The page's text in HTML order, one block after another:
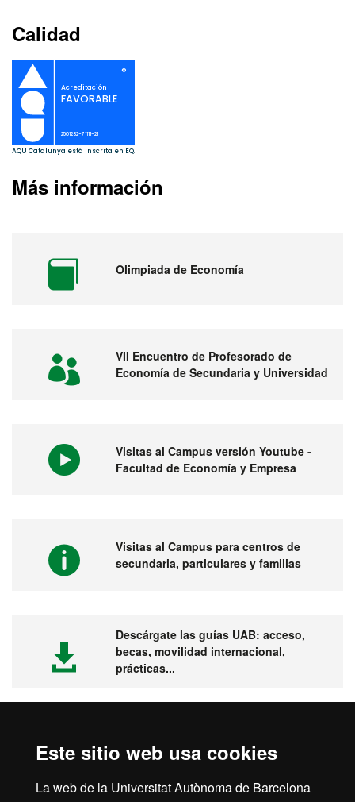
Este sitio web usa cookies
La web de la Universitat Autònoma de Barcelona
Calidad
Más información
Olimpiada de Economía
VII Encuentro de Profesorado de
Economía de Secundaria y Universidad
Visitas al Campus versión Youtube -
Facultad de Economía y Empresa
Visitas al Campus para centros de
secundaria, particulares y familias
Descárgate las guías UAB: acceso,
becas, movilidad internacional,
prácticas...
Visita la UAB